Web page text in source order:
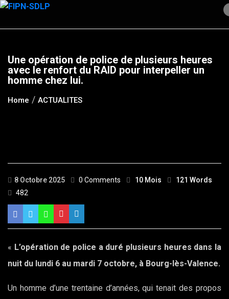
Skip
content
Une opération de police de plusieurs heures
avec le renfort du RAID pour interpeller un
homme chez lui.
Home ACTUALITES
8 Octobre 2025 0 Comments 10 Mois
121 Words
482
« L’opération de police a duré plusieurs heures dans la
nuit du lundi 6 au mardi 7 octobre, à Bourg-lès-Valence.
Un homme d’une trentaine d’années, qui tenait des propos